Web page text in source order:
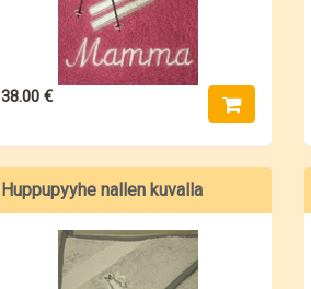
38.00 €
Huppupyyhe nallen kuvalla